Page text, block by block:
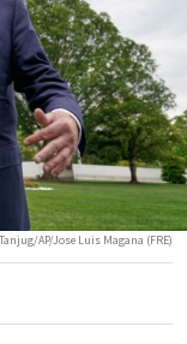
Tanjug/AP/Jose Luis Magana (FRE)